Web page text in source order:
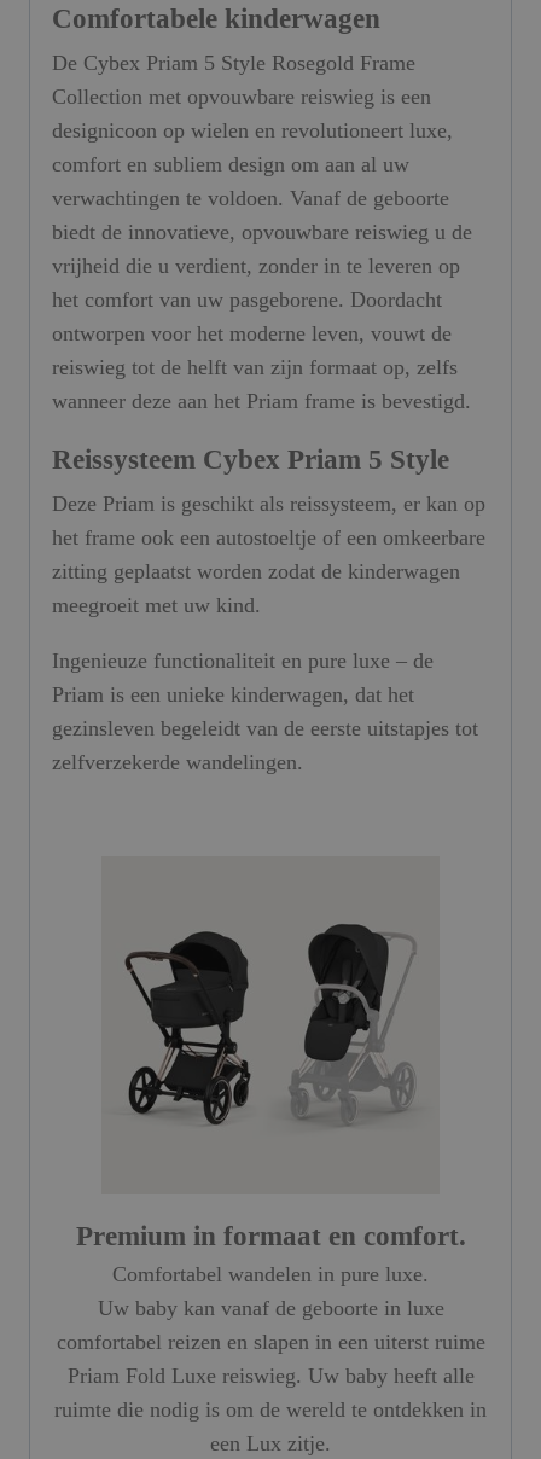
Comfortabele kinderwagen
De Cybex Priam 5 Style Rosegold Frame
Collection met opvouwbare reiswieg is een
designicoon op wielen en revolutioneert luxe,
comfort en subliem design om aan al uw
verwachtingen te voldoen. Vanaf de geboorte
biedt de innovatieve, opvouwbare reiswieg u de
vrijheid die u verdient, zonder in te leveren op
het comfort van uw pasgeborene. Doordacht
ontworpen voor het moderne leven, vouwt de
reiswieg tot de helft van zijn formaat op, zelfs
wanneer deze aan het Priam frame is bevestigd.
Reissysteem Cybex Priam 5 Style
Deze Priam is geschikt als reissysteem, er kan op
het frame ook een autostoeltje of een omkeerbare
zitting geplaatst worden zodat de kinderwagen
meegroeit met uw kind.
Ingenieuze functionaliteit en pure luxe – de
Priam is een unieke kinderwagen, dat het
gezinsleven begeleidt van de eerste uitstapjes tot
zelfverzekerde wandelingen.
Premium in formaat en comfort.
Comfortabel wandelen in pure luxe.
Uw baby kan vanaf de geboorte in luxe
comfortabel reizen en slapen in een uiterst ruime
Priam Fold Luxe ​​reiswieg. Uw baby heeft alle
ruimte die nodig is om de wereld te ontdekken in
een Lux zitje.